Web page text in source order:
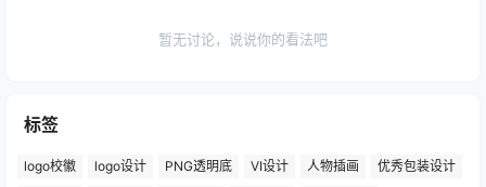
暂无讨论，说说你的看法吧
标签
logo校徽 logo设计 PNG透明底 VI设计 人物插画 优秀包装设计